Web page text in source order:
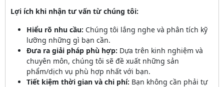
Lợi ích khi nhận tư vấn từ chúng tôi:
Hiểu rõ nhu cầu: Chúng tôi lắng nghe và phân tích kỹ
lưỡng những gì bạn cần.
Đưa ra giải pháp phù hợp: Dựa trên kinh nghiệm và
chuyên môn, chúng tôi sẽ đề xuất những sản
phẩm/dịch vụ phù hợp nhất với bạn.
Tiết kiệm thời gian và chi phí: Bạn không cần phải tự